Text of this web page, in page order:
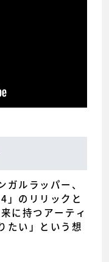
ルラッパー、
のリリックと
に持つアーティ
たい」という想